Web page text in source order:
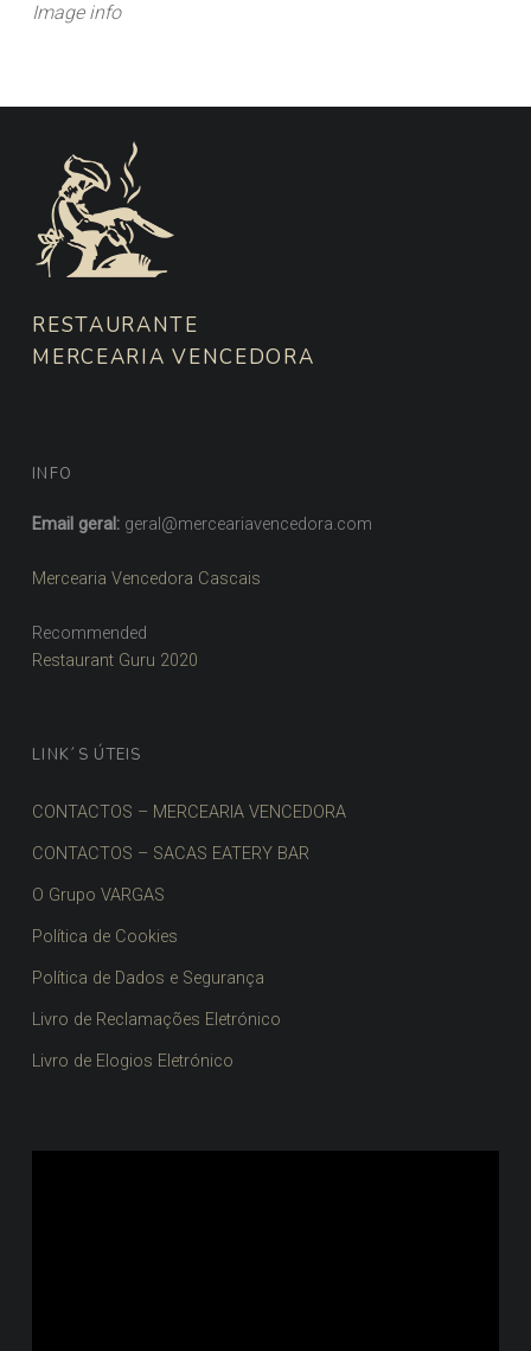
Image info
FOOTER SIDEBAR
RESTAURANTE
MERCEARIA VENCEDORA
INFO
Email geral: geral@merceariavencedora.com
Mercearia Vencedora Cascais
Recommended
Restaurant Guru 2020
LINK´S ÚTEIS
CONTACTOS – MERCEARIA VENCEDORA
CONTACTOS – SACAS EATERY BAR
O Grupo VARGAS
Política de Cookies
Política de Dados e Segurança
Livro de Reclamações Eletrónico
Livro de Elogios Eletrónico